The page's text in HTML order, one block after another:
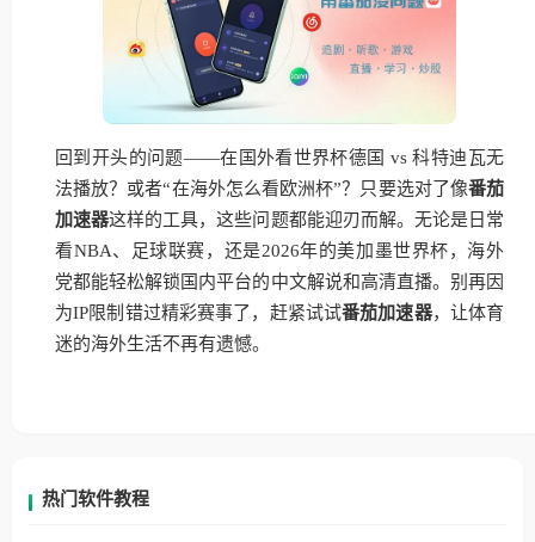
回到开头的问题——在国外看世界杯德国 vs 科特迪瓦无
法播放？或者“在海外怎么看欧洲杯”？只要选对了像番茄
加速器这样的工具，这些问题都能迎刃而解。无论是日常
看NBA、足球联赛，还是2026年的美加墨世界杯，海外
党都能轻松解锁国内平台的中文解说和高清直播。别再因
为IP限制错过精彩赛事了，赶紧试试番茄加速器，让体育
迷的海外生活不再有遗憾。
热门软件教程